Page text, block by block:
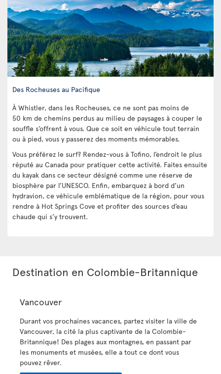
Des Rocheuses au Pacifique
À Whistler, dans les Rocheuses, ce ne sont pas moins de
50 km de chemins perdus au milieu de paysages à couper le
souffle s’offrent à vous. Que ce soit en véhicule tout terrain
ou à pied, vous y passerez des moments mémorables.
Vous préférez le surf? Rendez-vous à Tofino, l’endroit le plus
réputé au Canada pour pratiquer cette activité. Faites ensuite
du kayak dans ce secteur désigné comme une réserve de
biosphère par l’UNESCO. Enfin, embarquez à bord d’un
hydravion, ce véhicule emblématique de la région, pour vous
rendre à Hot Springs Cove et profiter des sources d’eau
chaude qui s’y trouvent.
Destination en Colombie-Britannique
Vancouver
Durant vos prochaines vacances, partez visiter la ville de
Vancouver, la cité la plus captivante de la Colombie-
Britannique! Des plages aux montagnes, en passant par
les monuments et musées, elle a tout ce dont vous
pouvez rêver.